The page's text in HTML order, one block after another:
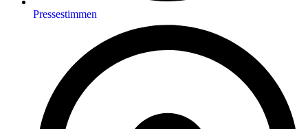
Pressestimmen